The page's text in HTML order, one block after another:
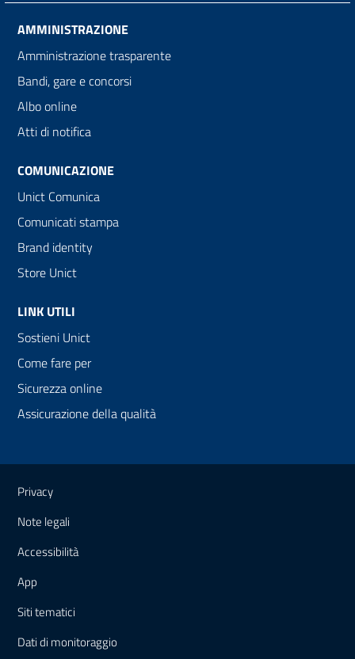
AMMINISTRAZIONE
Amministrazione trasparente
Bandi, gare e concorsi
Albo online
Atti di notifica
COMUNICAZIONE
Unict Comunica
Comunicati stampa
Brand identity
Store Unict
LINK UTILI
Sostieni Unict
Come fare per
Sicurezza online
Assicurazione della qualità
Link e informazioni utili
Privacy
Note legali
Accessibilità
App
Siti tematici
Dati di monitoraggio